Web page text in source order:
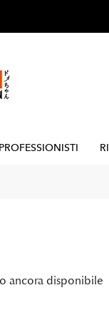
ancora disponibile